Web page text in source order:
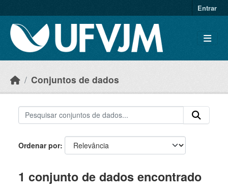
Entrar
Conjuntos de dados
Ordenar por
1 conjunto de dados encontrado